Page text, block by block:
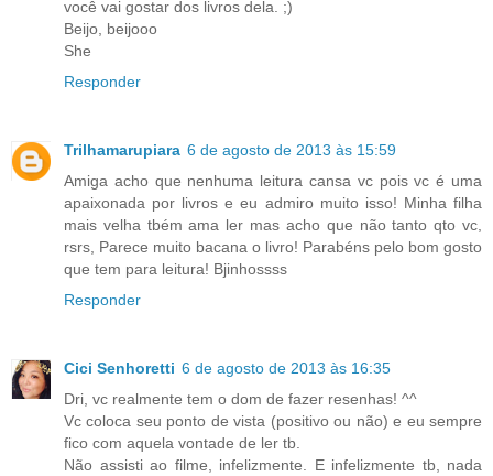
você vai gostar dos livros dela. ;)
Beijo, beijooo
She
Responder
Trilhamarupiara 6 de agosto de 2013 às 15:59
Amiga acho que nenhuma leitura cansa vc pois vc é uma
apaixonada por livros e eu admiro muito isso! Minha filha
mais velha tbém ama ler mas acho que não tanto qto vc,
rsrs, Parece muito bacana o livro! Parabéns pelo bom gosto
que tem para leitura! Bjinhossss
Responder
Cici Senhoretti 6 de agosto de 2013 às 16:35
Dri, vc realmente tem o dom de fazer resenhas! ^^
Vc coloca seu ponto de vista (positivo ou não) e eu sempre
fico com aquela vontade de ler tb.
Não assisti ao filme, infelizmente. E infelizmente tb, nada